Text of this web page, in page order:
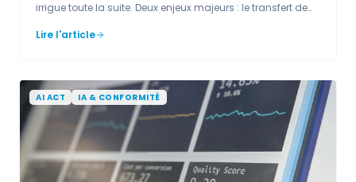
irrigue toute la suite. Deux enjeux majeurs : le transfert de
classification haut risque du recrutement IA (Annexe III).
discriminatoire.
Lire l'article
AI ACT IA & CONFORMITÉ